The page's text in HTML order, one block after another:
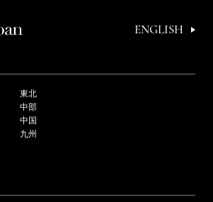
ENGLISH
東北
中部
中国
九州